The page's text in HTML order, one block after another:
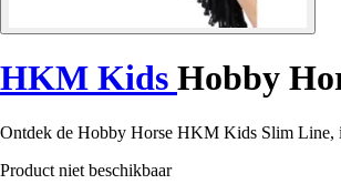
HKM Kids Hobby
Ontdek de Hobby Horse HKM Kids Slim Line,
Product niet beschikbaar